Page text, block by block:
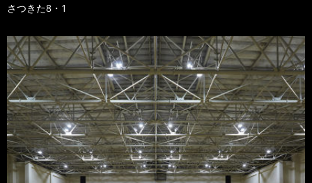
さつきた8・1